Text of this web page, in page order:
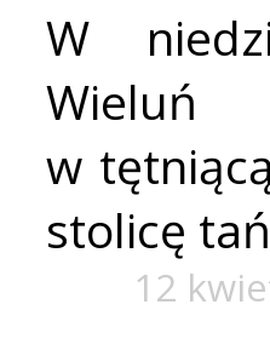
W
Wieluń
w
stolicę
12